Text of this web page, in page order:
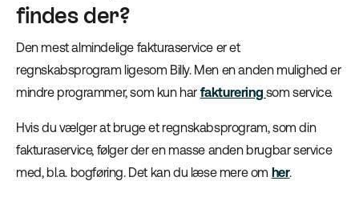
findes der?
Den mest almindelige fakturaservice er et
regnskabsprogram ligesom Billy. Men en anden mulighed er
mindre programmer, som kun har fakturering som service.
Hvis du vælger at bruge et regnskabsprogram, som din
fakturaservice, følger der en masse anden brugbar service
med, bl.a. bogføring. Det kan du læse mere om her.